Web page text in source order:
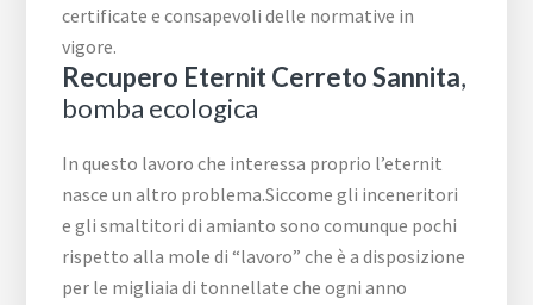
certificate e consapevoli delle normative in
vigore.
Recupero Eternit Cerreto Sannita,
bomba ecologica
In questo lavoro che interessa proprio l’eternit
nasce un altro problema.Siccome gli inceneritori
e gli smaltitori di amianto sono comunque pochi
rispetto alla mole di “lavoro” che è a disposizione
per le migliaia di tonnellate che ogni anno